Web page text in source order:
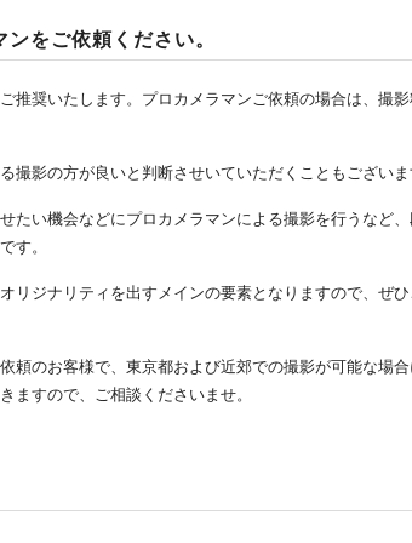
をご依頼ください。
推奨いたします。プロカメラマンご依頼の場合は、撮
影の方が良いと判断させいていただくこともございま
たい機会などにプロカメラマンによる撮影を行うなど
す。
リジナリティを出すメインの要素となりますので、ぜ
のお客様で、東京都および近郊での撮影が可能な場合
ますので、ご相談くださいませ。